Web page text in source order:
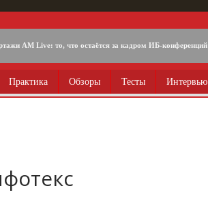
AM Live: то, что остаётся за кадром ИБ-конференций
Практика Обзоры Тесты Интервью